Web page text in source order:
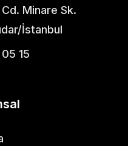
Cd. Minare Sk.
İstanbul
15